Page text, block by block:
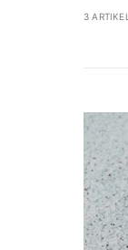
3 ARTIKEL